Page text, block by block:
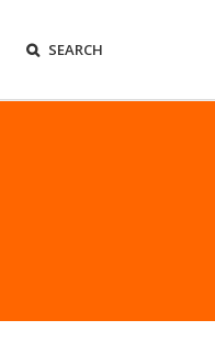
SEARCH